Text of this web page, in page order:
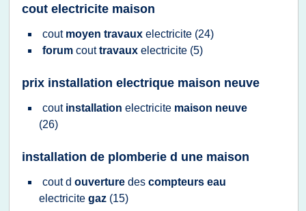
cout electricite maison
cout moyen travaux electricite (24)
forum couttravaux electricite (5)
prix installation electrique maison neuve
cout installation electricite maison neuve
(26)
installation de plomberie d une maison
coutd ouverture des compteurs eau
electricite gaz (15)